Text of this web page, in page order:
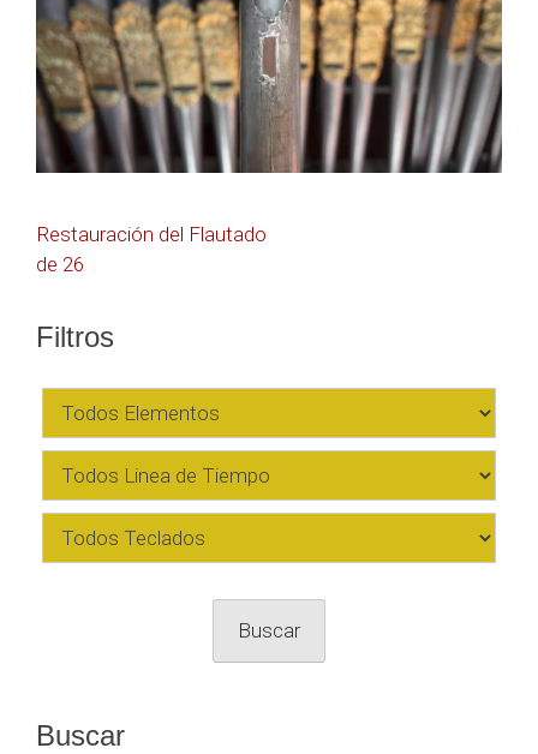
Navegación
de
entradas
Restauración del Flautado
de 26
Filtros
Buscar